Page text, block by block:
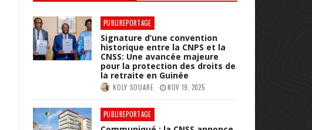
PUBLIREPORTAGE
Signature d’une convention
historique entre la CNPS et la
CNSS: Une avancée majeure
pour la protection des droits de
la retraite en Guinée
KOLY SOUARE NOV 19, 2025
PUBLIREPORTAGE